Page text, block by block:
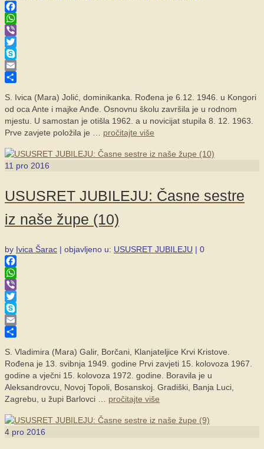
Facebook
WhatsApp
Viber
Twitter
Skype
Email
S. Ivica (Mara) Jolić, dominikanka. Rođena je 6.12. 1946. u Kongori
od oca Ante i majke Anđe. Osnovnu školu završila je u rodnom
mjestu. U samostan je otišla 1962. a u novicijat stupila 8. 12. 1963.
Prve zavjete položila je … pročitajte više
11 pro 2016
USUSRET JUBILEJU: Časne sestre
iz naše župe (10)
by Ivica Šarac | objavljeno u: USUSRET JUBILEJU | 0
Facebook
WhatsApp
Viber
Twitter
Skype
Email
S. Vladimira (Mara) Galir, Borčani, Klanjateljice Krvi Kristove.
Rođena je 13. svibnja 1949. godine Prvi zavjeti 15. kolovoza 1967.
godine a vječni 15. kolovoza 1972. godine. Boravila je u
Aleksandrovcu, Novoj Topoli, Bosanskoj. Gradiški, Banja Luci,
Zagrebu, u župi Barlovci … pročitajte više
4 pro 2016